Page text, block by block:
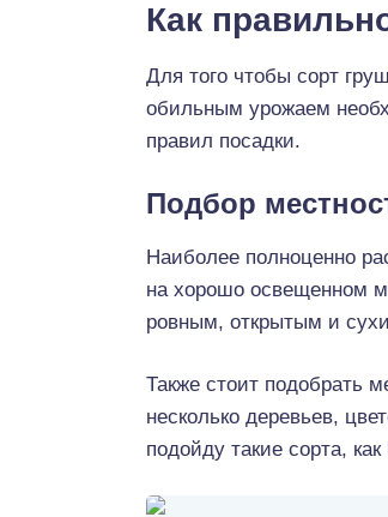
Как
Для того чтобы сорт
обильным урожаем
правил посадки.
Подбор
Наиболее полноценно
на хорошо освещенном
ровным, открытым и
Также стоит подобрать
несколько деревьев,
подойду такие сорта,